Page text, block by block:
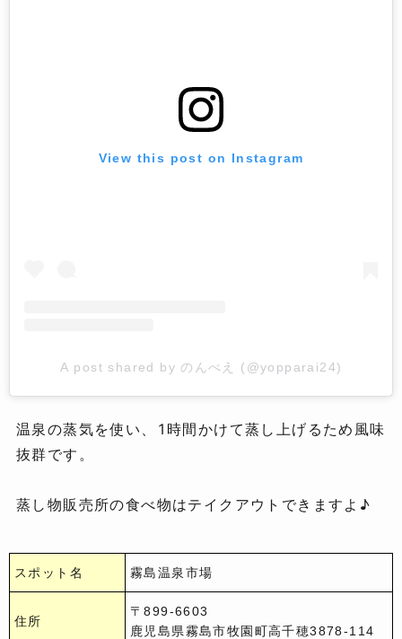
View this post on Instagram
A post shared by のんべえ (@yopparai24)
温泉の蒸気を使い、1時間かけて蒸し上げるため風味
抜群です。
蒸し物販売所の食べ物はテイクアウトできますよ♪
スポット名 霧島温泉市場
住所
〒899-6603
鹿児島県霧島市牧園町高千穂3878-114